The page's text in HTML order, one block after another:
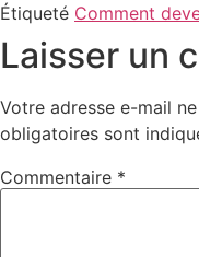
Étiqueté Comment
Laisser un
Votre adresse e-mail
obligatoires sont
Commentaire *